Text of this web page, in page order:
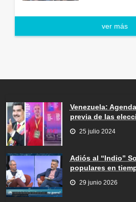
ver más
Venezuela:
previa de las
25 julio 2024
Adiós al “Indio”
populares en
29 junio 2026